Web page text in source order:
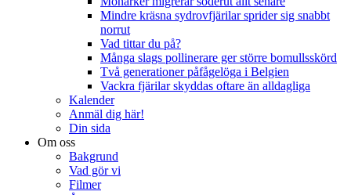
Mindre kräsna sydrovfjärilar sprider sig snabbt
norrut
Vad tittar du på?
Många slags pollinerare ger större bomullsskörd
Två generationer påfågelöga i Belgien
Vackra fjärilar skyddas oftare än alldagliga
Kalender
Anmäl dig här!
Din sida
Om oss
Bakgrund
Vad gör vi
Filmer